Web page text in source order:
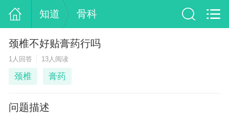
知道 骨科
颈椎不好贴膏药行吗
1人回答 13人阅读
颈椎 膏药
问题描述